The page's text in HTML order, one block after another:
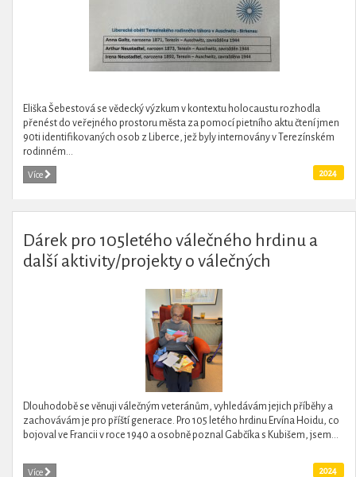
Eliška Šebestová se vědecký výzkum v kontextu holocaustu rozhodla
přenést do veřejného prostoru města za pomocí pietního aktu čtení jmen
90ti identifikovaných osob z Liberce, jež byly internovány v Terezínském
rodinném...
Více 2024
Dárek pro 105letého válečného hrdinu a
další aktivity/projekty o válečných
Dlouhodobě se věnuji válečným veteránům, vyhledávám jejich příběhy a
zachovávám je pro příští generace. Pro 105 letého hrdinu Ervína Hoidu, co
bojoval ve Francii v roce 1940 a osobně poznal Gabčíka s Kubišem, jsem...
Více 2024